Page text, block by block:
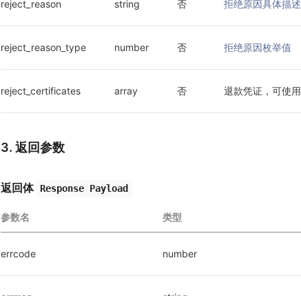
reject_reason string 否 拒绝原因具体描述
reject_reason_type number 否 拒绝原因枚举值
reject_certificates array 否 退款凭证，可使用
3. 返回参数
返回体 Response Payload
参数名 类型
errcode number